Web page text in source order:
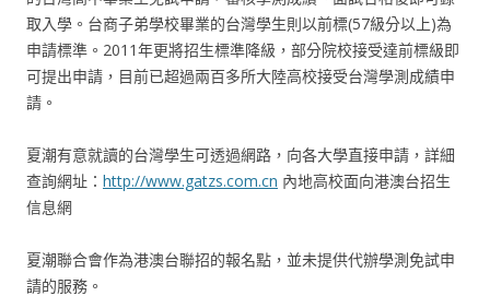
取入學。台商子弟學校畢業的台灣學生則以前標(57級分以上)為
申請標準。2011年更將招生標準降級，部分院校接受達前標級即
可提出申請，目前已超過兩百多所大陸高校接受台灣學測成績申
請。
夏潮有意就讀的台灣學生可透過網路，向各大學直接申請，詳細
查詢網址： http://www.gatzs.com.cn 內地高校面向港澳台招生
信息網
夏潮聯合會作為港澳台聯招的報名點，並未提供代辦學測免試申
請的服務。